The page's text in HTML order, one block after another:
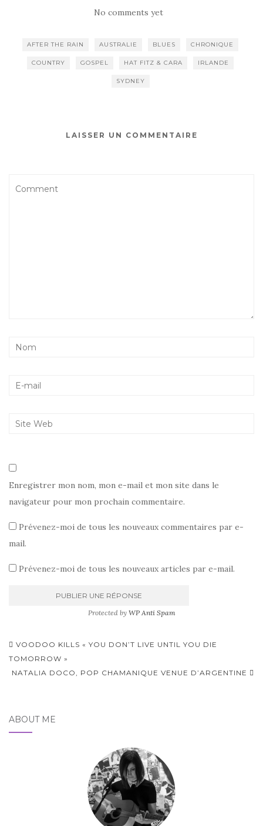
No comments yet
AFTER THE RAIN AUSTRALIE BLUES CHRONIQUE
COUNTRY GOSPEL HAT FITZ & CARA IRLANDE
SYDNEY
LAISSER UN COMMENTAIRE
Enregistrer mon nom, mon e-mail et mon site dans le
navigateur pour mon prochain commentaire.
Prévenez-moi de tous les nouveaux commentaires par e-
mail.
Prévenez-moi de tous les nouveaux articles par e-mail.
Protected by WP Anti Spam
Pagination
d'article
VOODOO KILLS « YOU DON’T LIVE UNTIL YOU DIE
TOMORROW »
NATALIA DOCO, POP CHAMANIQUE VENUE D’ARGENTINE
ABOUT ME